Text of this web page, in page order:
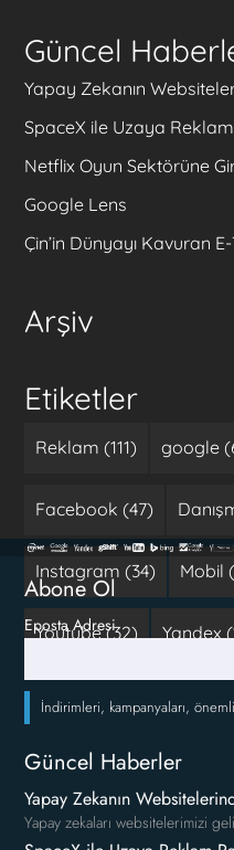
Güncel
Yapay Zekanın
SpaceX ile Uzaya
Netflix Oyun Sektörüne
Google Lens
Çin’in Dünyayı Kavuran
Arşiv
Etiketler
Reklam (111) google
Facebook (47)
Instagram (34) Mobil
Youtube (32) Yandex
Abone Ol
Eposta Adresi
İndirimleri, kampanyaları, önemli
Güncel Haberler
Yapay Zekanın
Yapay zekaları websitelerimizi